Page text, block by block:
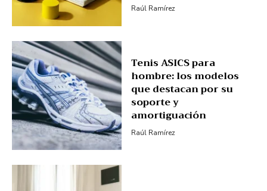
Raúl Ramírez
Tenis ASICS para
hombre: los modelos
que destacan por su
soporte y
amortiguación
Raúl Ramírez